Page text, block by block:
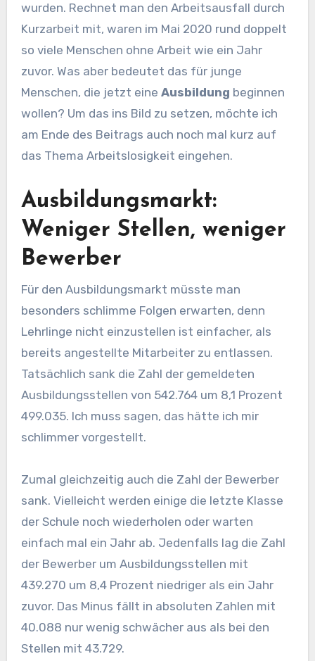
wurden. Rechnet man den Arbeitsausfall durch
Kurzarbeit mit, waren im Mai 2020 rund doppelt
so viele Menschen ohne Arbeit wie ein Jahr
zuvor. Was aber bedeutet das für junge
Menschen, die jetzt eine Ausbildung beginnen
wollen? Um das ins Bild zu setzen, möchte ich
am Ende des Beitrags auch noch mal kurz auf
das Thema Arbeitslosigkeit eingehen.
Ausbildungsmarkt:
Weniger Stellen, weniger
Bewerber
Für den Ausbildungsmarkt müsste man
besonders schlimme Folgen erwarten, denn
Lehrlinge nicht einzustellen ist einfacher, als
bereits angestellte Mitarbeiter zu entlassen.
Tatsächlich sank die Zahl der gemeldeten
Ausbildungsstellen von 542.764 um 8,1 Prozent
499.035. Ich muss sagen, das hätte ich mir
schlimmer vorgestellt.
Zumal gleichzeitig auch die Zahl der Bewerber
sank. Vielleicht werden einige die letzte Klasse
der Schule noch wiederholen oder warten
einfach mal ein Jahr ab. Jedenfalls lag die Zahl
der Bewerber um Ausbildungsstellen mit
439.270 um 8,4 Prozent niedriger als ein Jahr
zuvor. Das Minus fällt in absoluten Zahlen mit
40.088 nur wenig schwächer aus als bei den
Stellen mit 43.729.